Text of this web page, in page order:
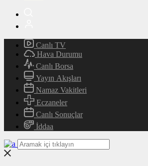
Canlı TV
Hava Durumu
Canlı Borsa
Yayın Akışları
Namaz Vakitleri
Eczaneler
Canlı Sonuçlar
İddaa